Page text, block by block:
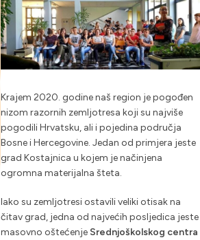
Krajem 2020. godine naš region je pogođen
nizom razornih zemljotresa koji su najviše
pogodili Hrvatsku, ali i pojedina područja
Bosne i Hercegovine. Jedan od primjera jeste
grad Kostajnica u kojem je načinjena
ogromna materijalna šteta.
Iako su zemljotresi ostavili veliki otisak na
čitav grad, jedna od najvećih posljedica jeste
masovno oštećenje Srednjoškolskog centra